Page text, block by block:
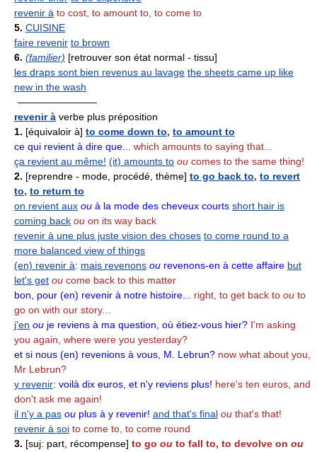
revenir à to cost, to amount to, to come to
5. CUISINE
faire revenir to brown
6. (familier) [retrouver son état normal - tissu]
les draps sont bien revenus au lavage the sheets came up like
new in the wash
————————
revenir à verbe plus préposition
1. [équivaloir à] to come down to, to amount to
ce qui revient à dire que...
which amounts to saying that...
ça revient au même! (it) amounts to ou comes to the same thing!
2. [reprendre - mode, procédé, thème] to go back to, to revert
to, to return to
on revient aux ou à la mode des cheveux courts short hair is
coming back ou on its way back
revenir à une plus juste vision des choses to come round to a
more balanced view of things
(en) revenir à: mais revenons ou revenons-en à cette affaire but
let's get ou come back to this matter
bon, pour (en) revenir à notre histoire...
right, to get back to ou to
go on with our story...
j'en ou je reviens à ma question, où étiez-vous hier? I'm asking
you again, where were you yesterday?
et si nous (en) revenions à vous, M. Lebrun? now what about you,
Mr Lebrun?
y revenir: voilà dix euros, et n'y reviens plus! here's ten euros, and
don't ask me again!
il n'y a pas ou plus à y revenir! and that's final ou that's that!
revenir à soi to come to, to come round
3. [suj: part, récompense] to go ou to fall to, to devolve on ou